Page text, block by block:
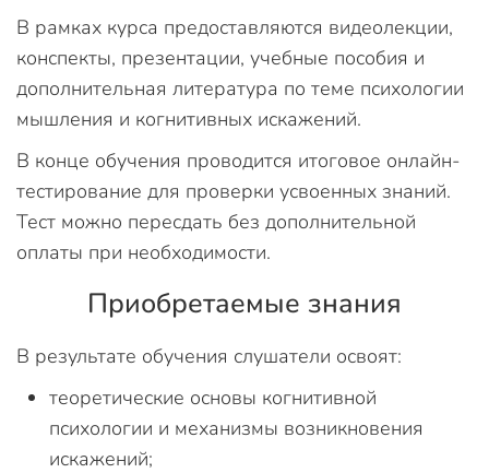
В рамках курса предоставляются видеолекции,
конспекты, презентации, учебные пособия и
дополнительная литература по теме психологии
мышления и когнитивных искажений.
В конце обучения проводится итоговое онлайн-
тестирование для проверки усвоенных знаний.
Тест можно пересдать без дополнительной
оплаты при необходимости.
Приобретаемые знания
В результате обучения слушатели освоят:
теоретические основы когнитивной
психологии и механизмы возникновения
искажений;